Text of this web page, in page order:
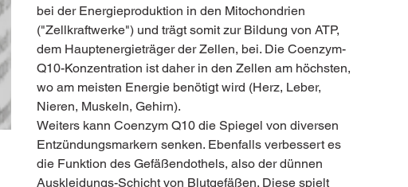
bei der Energieproduktion in den Mitochondrien
("Zellkraftwerke") und trägt somit zur Bildung von ATP,
dem Hauptenergieträger der Zellen, bei. Die Coenzym-
Q10-Konzentration ist daher in den Zellen am höchsten,
wo am meisten Energie benötigt wird (Herz, Leber,
Nieren, Muskeln, Gehirn).
Weiters kann Coenzym Q10 die Spiegel von diversen
Entzündungsmarkern senken. Ebenfalls verbessert es
die Funktion des Gefäßendothels, also der dünnen
Auskleidungs-Schicht von Blutgefäßen. Diese spielt